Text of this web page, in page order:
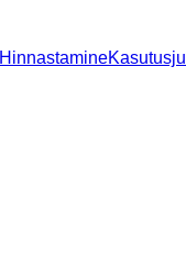
Hinnastamine